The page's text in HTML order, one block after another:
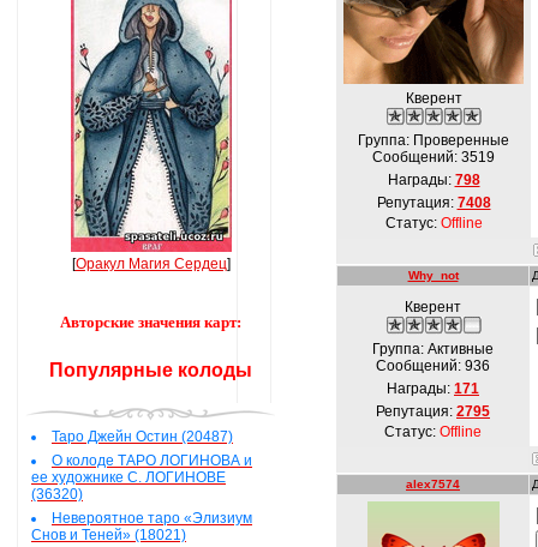
[Оракул Магия Сердец]
Авторские значения карт:
Популярные колоды
Таро Джейн Остин (20487)
О колоде ТАРО ЛОГИНОВА и
ее художнике С. ЛОГИНОВЕ
(36320)
Невероятное таро «Элизиум
Снов и Теней» (18021)
Кверент
Группа: Проверенные
Сообщений: 3519
Награды: 798
Репутация: 7408
Статус: Offline
Why_not
Кверент
Группа: Активные
Сообщений: 936
Награды: 171
Репутация: 2795
Статус: Offline
alex7574